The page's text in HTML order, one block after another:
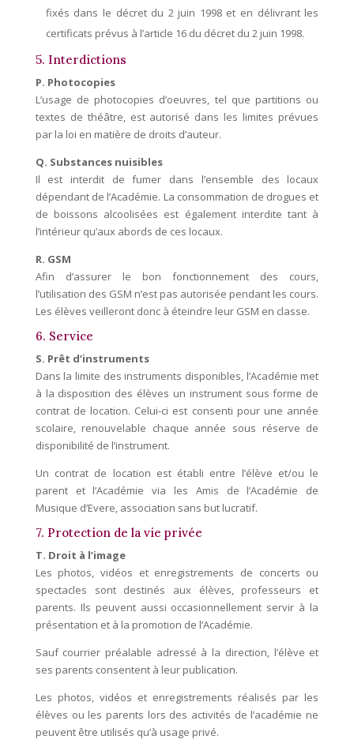
fixés dans le décret du 2 juin 1998 et en délivrant les
certificats prévus à l’article 16 du décret du 2 juin 1998.
5. Interdictions
P. Photocopies
L’usage de photocopies d’oeuvres, tel que partitions ou
textes de théâtre, est autorisé dans les limites prévues
par la loi en matière de droits d’auteur.
Q. Substances nuisibles
Il est interdit de fumer dans l’ensemble des locaux
dépendant de l’Académie. La consommation de drogues et
de boissons alcoolisées est également interdite tant à
l’intérieur qu’aux abords de ces locaux.
R. GSM
Afin d’assurer le bon fonctionnement des cours,
l’utilisation des GSM n’est pas autorisée pendant les cours.
Les élèves veilleront donc à éteindre leur GSM en classe.
6. Service
S. Prêt d’instruments
Dans la limite des instruments disponibles, l’Académie met
à la disposition des élèves un instrument sous forme de
contrat de location. Celui-ci est consenti pour une année
scolaire, renouvelable chaque année sous réserve de
disponibilité de l’instrument.
Un contrat de location est établi entre l’élève et/ou le
parent et l’Académie via les Amis de l’Académie de
Musique d’Evere, association sans but lucratif.
7. Protection de la vie privée
T. Droit à l’image
Les photos, vidéos et enregistrements de concerts ou
spectacles sont destinés aux élèves, professeurs et
parents. Ils peuvent aussi occasionnellement servir à la
présentation et à la promotion de l’Académie.
Sauf courrier préalable adressé à la direction, l’élève et
ses parents consentent à leur publication.
Les photos, vidéos et enregistrements réalisés par les
élèves ou les parents lors des activités de l’académie ne
peuvent être utilisés qu’à usage privé.